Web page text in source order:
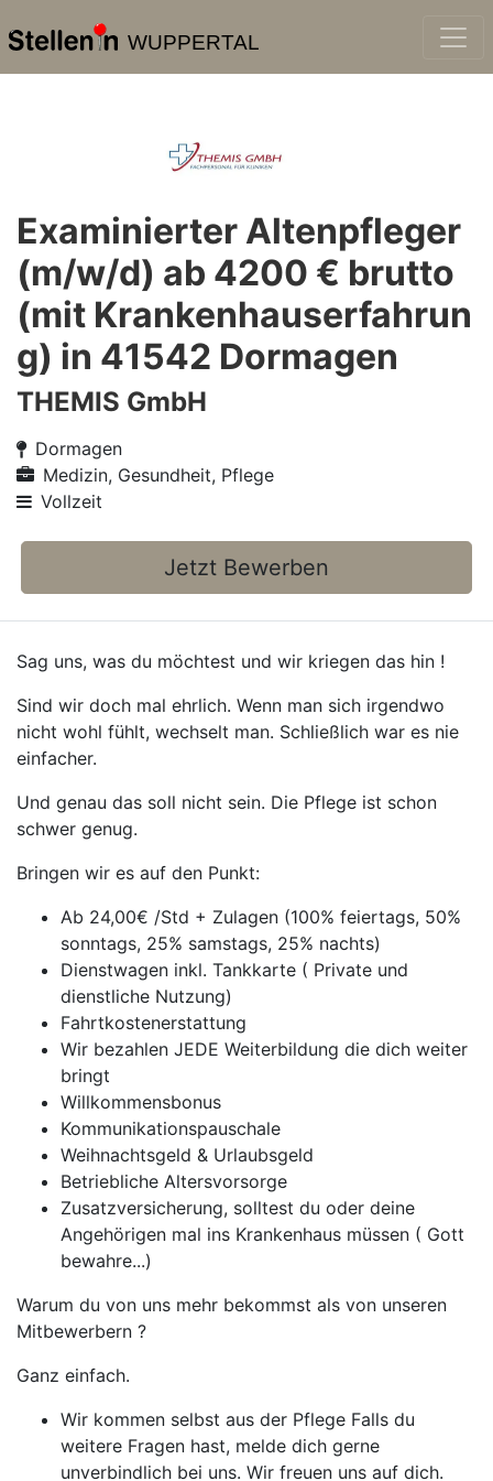
WUPPERTAL
Examinierter Altenpfleger
(m/w/d) ab 4200 € brutto
(mit Krankenhauserfahrun
g) in 41542 Dormagen
THEMIS GmbH
Dormagen
Medizin, Gesundheit, Pflege
Vollzeit
Jetzt Bewerben
Sag uns, was du möchtest und wir kriegen das hin !
Sind wir doch mal ehrlich. Wenn man sich irgendwo
nicht wohl fühlt, wechselt man. Schließlich war es nie
einfacher.
Und genau das soll nicht sein. Die Pflege ist schon
schwer genug.
Bringen wir es auf den Punkt:
Ab 24,00€ /Std + Zulagen (100% feiertags, 50%
sonntags, 25% samstags, 25% nachts)
Dienstwagen inkl. Tankkarte ( Private und
dienstliche Nutzung)
Fahrtkostenerstattung
Wir bezahlen JEDE Weiterbildung die dich weiter
bringt
Willkommensbonus
Kommunikationspauschale
Weihnachtsgeld & Urlaubsgeld
Betriebliche Altersvorsorge
Zusatzversicherung, solltest du oder deine
Angehörigen mal ins Krankenhaus müssen ( Gott
bewahre...)
Warum du von uns mehr bekommst als von unseren
Mitbewerbern ?
Ganz einfach.
Wir kommen selbst aus der Pflege Falls du
weitere Fragen hast, melde dich gerne
unverbindlich bei uns. Wir freuen uns auf dich.